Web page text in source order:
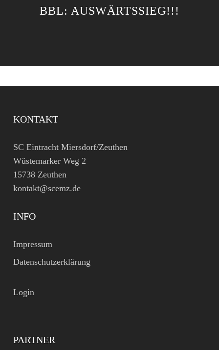
BBL: AUSWÄRTSSIEG!!!
KONTAKT
SC Eintracht Miersdorf/Zeuthen
Wüstemarker Weg 2
15738 Zeuthen
kontakt@scemz.de
INFO
Impressum
Datenschutzerklärung
Login
PARTNER